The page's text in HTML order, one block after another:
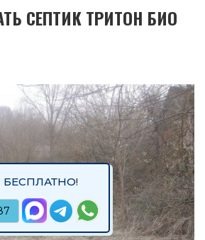
СЕПТИК ТРИТОН БИО
БЕСПЛАТНО!